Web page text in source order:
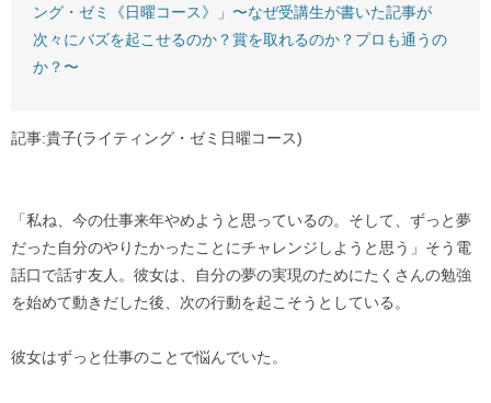
ング・ゼミ《日曜コース》」〜なぜ受講生が書いた記事が
次々にバズを起こせるのか？賞を取れるのか？プロも通うの
か？〜
記事:貴子(ライティング・ゼミ日曜コース)
「私ね、今の仕事来年やめようと思っているの。そして、ずっと夢
だった自分のやりたかったことにチャレンジしようと思う」そう電
話口で話す友人。彼女は、自分の夢の実現のためにたくさんの勉強
を始めて動きだした後、次の行動を起こそうとしている。
彼女はずっと仕事のことで悩んでいた。